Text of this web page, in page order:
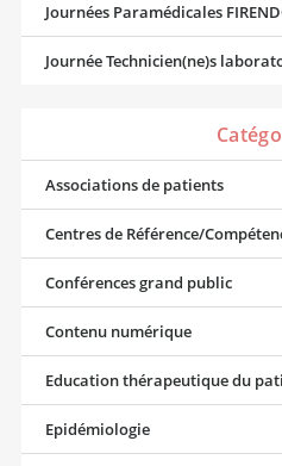
Journées Paramédicales
Journée Technicien(ne)s
Associations de patients
Centres de Référence/
Conférences grand public
Contenu numérique
Education thérapeutique du
Epidémiologie